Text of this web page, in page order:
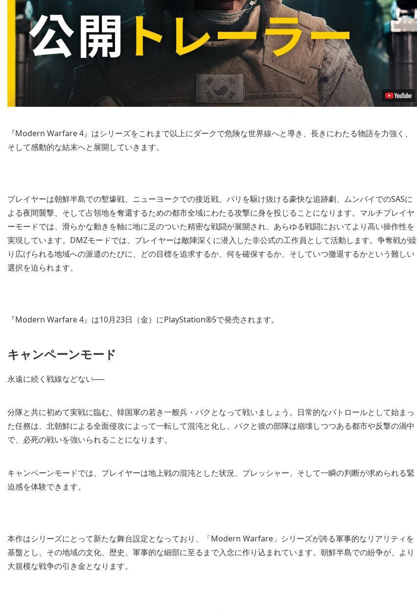
『Modern Warfare 4』はシリーズをこれまで以上にダークで危険な世界線へと導き、長きにわたる物語を力強く、
そして感動的な結末へと展開していきます。
プレイヤーは朝鮮半島での塹壕戦、ニューヨークでの接近戦、パリを駆け抜ける豪快な追跡劇、ムンバイでのSASに
よる夜間襲撃、そして占領地を奪還するための都市全域にわたる攻撃に身を投じることになります。マルチプレイヤ
ーモードでは、滑らかな動きを軸に地に足のついた精密な戦闘が展開され、あらゆる戦闘においてより高い操作性を
実現しています。DMZモードでは、プレイヤーは敵陣深くに潜入した非公式の工作員として活動します。争奪戦が繰
り広げられる地域への派遣のたびに、どの目標を追求するか、何を確保するか、そしていつ撤退するかという難しい
選択を迫られます。
『Modern Warfare 4』は10月23日（金）にPlayStation®5で発売されます。
キャンペーンモード
永遠に続く戦線などない──
分隊と共に初めて実戦に臨む、韓国軍の若き一般兵・パクとなって戦いましょう。日常的なパトロールとして始まっ
た任務は、北朝鮮による全面侵攻によって一転して混沌と化し、パクと彼の部隊は崩壊しつつある都市や反撃の渦中
で、必死の戦いを強いられることになります。
キャンペーンモードでは、プレイヤーは地上戦の混沌とした状況、プレッシャー、そして一瞬の判断が求められる緊
迫感を体験できます。
本作はシリーズにとって新たな舞台設定となっており、「Modern Warfare」シリーズが誇る軍事的なリアリティを
基盤とし、その地域の文化、歴史、軍事的な細部に至るまで入念に作り込まれています。朝鮮半島での紛争が、より
大規模な戦争の引き金となります。